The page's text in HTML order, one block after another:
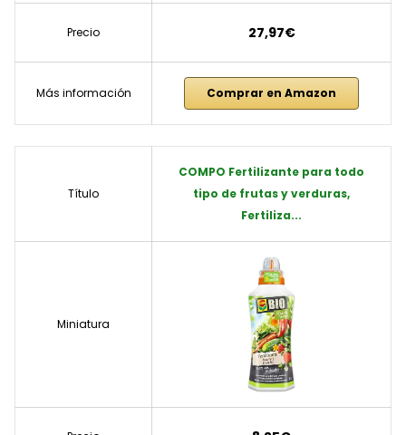
Precio 27,97€
Más información Comprar en Amazon
Título
COMPO Fertilizante para todo
tipo de frutas y verduras,
Fertiliza...
Miniatura